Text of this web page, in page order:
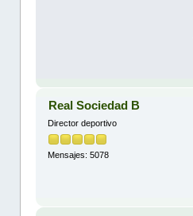
Real Sociedad B
Director deportivo
Mensajes: 5078